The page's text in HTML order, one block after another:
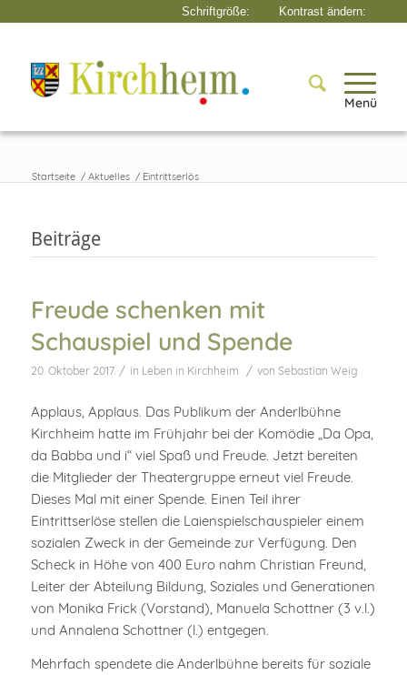
Menü
Startseite / Aktuelles / Eintrittserlös
Beiträge
Freude schenken mit
Schauspiel und Spende
20. Oktober 2017 / in Leben in Kirchheim / von Sebastian Weig
Applaus, Applaus. Das Publikum der Anderlbühne
Kirchheim hatte im Frühjahr bei der Komödie „Da Opa,
da Babba und i“ viel Spaß und Freude. Jetzt bereiten
die Mitglieder der Theatergruppe erneut viel Freude.
Dieses Mal mit einer Spende. Einen Teil ihrer
Eintrittserlöse stellen die Laienspielschauspieler einem
sozialen Zweck in der Gemeinde zur Verfügung. Den
Scheck in Höhe von 400 Euro nahm Christian Freund,
Leiter der Abteilung Bildung, Soziales und Generationen
von Monika Frick (Vorstand), Manuela Schottner (3 v.l.)
und Annalena Schottner (l.) entgegen.
Mehrfach spendete die Anderlbühne bereits für soziale